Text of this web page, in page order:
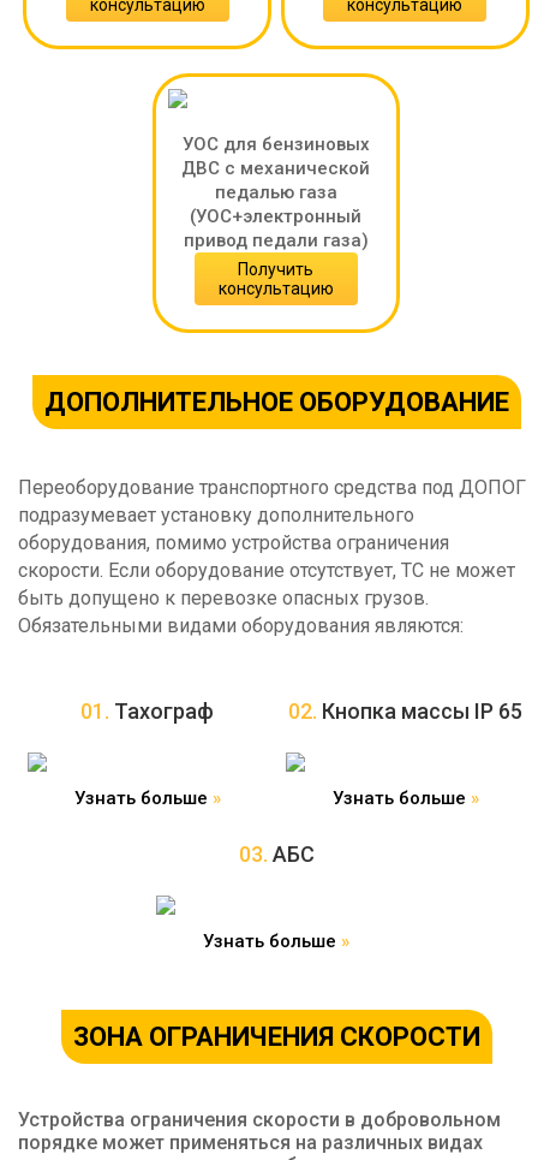
консультацию
консультацию
УОС для бензиновых
ДВС с механической
педалью газа
(УОС+электронный
привод педали газа)
Получить
консультацию
ДОПОЛНИТЕЛЬНОЕ ОБОРУДОВАНИЕ
Переоборудование транспортного средства под ДОПОГ
подразумевает установку дополнительного
оборудования, помимо устройства ограничения
скорости. Если оборудование отсутствует, ТС не может
быть допущено к перевозке опасных грузов.
Обязательными видами оборудования являются:
01. Тахограф
Узнать больше »
02. Кнопка массы IP 65
Узнать больше »
03. АБС
Узнать больше »
ЗОНА ОГРАНИЧЕНИЯ СКОРОСТИ
Устройства ограничения скорости в добровольном
порядке может применяться на различных видах